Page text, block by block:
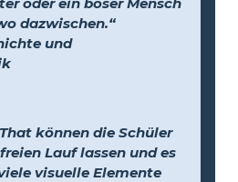
dazwischen.“
und
können die Schüler
Lauf lassen und es
visuelle Elemente